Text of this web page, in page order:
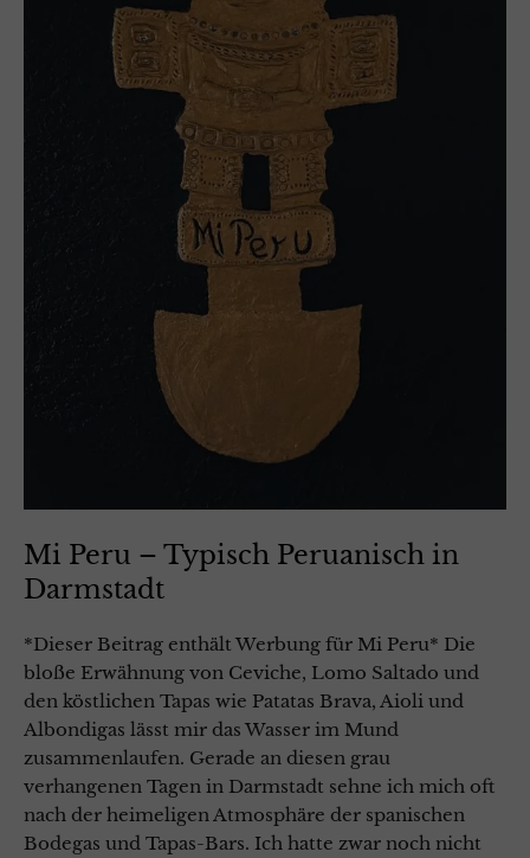
Mi Peru – Typisch Peruanisch in
Darmstadt
*Dieser Beitrag enthält Werbung für Mi Peru* Die
bloße Erwähnung von Ceviche, Lomo Saltado und
den köstlichen Tapas wie Patatas Brava, Aioli und
Albondigas lässt mir das Wasser im Mund
zusammenlaufen. Gerade an diesen grau
verhangenen Tagen in Darmstadt sehne ich mich oft
nach der heimeligen Atmosphäre der spanischen
Bodegas und Tapas-Bars. Ich hatte zwar noch nicht